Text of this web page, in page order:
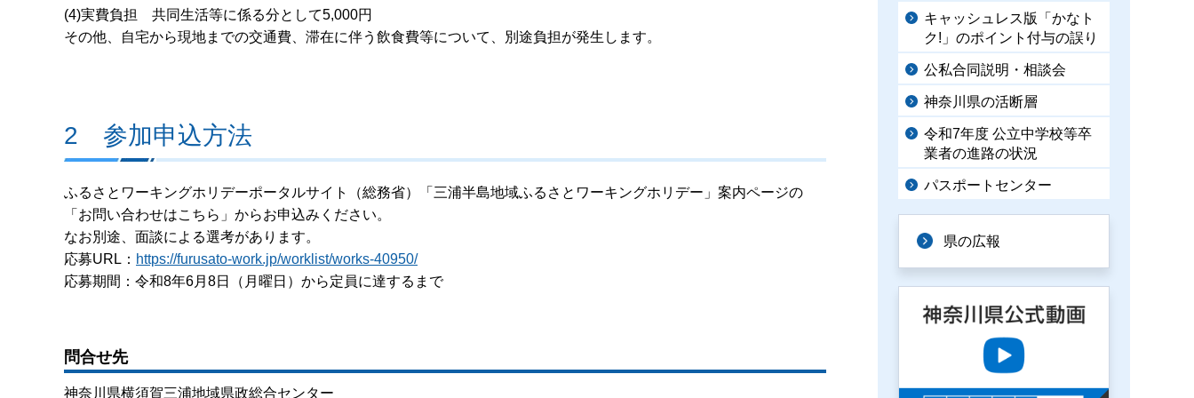
(4)実費負担 共同生活等に係る分として5,000円
その他、自宅から現地までの交通費、滞在に伴う飲食費等について、別途負担が発生します。
2 参加申込方法
ふるさとワーキングホリデーポータルサイト（総務省）「三浦半島地域ふるさとワーキングホリデー」案内ページの
「お問い合わせはこちら」からお申込みください。
なお別途、面談による選考があります。
応募URL： https://furusato-work.jp/worklist/works-40950/
応募期間：令和8年6月8日（月曜日）から定員に達するまで
問合せ先
神奈川県横須賀三浦地域県政総合センター
キャッシュレス版「かなト
ク!」のポイント付与の誤り
公私合同説明・相談会
神奈川県の活断層
令和7年度 公立中学校等卒
業者の進路の状況
パスポートセンター
県の広報